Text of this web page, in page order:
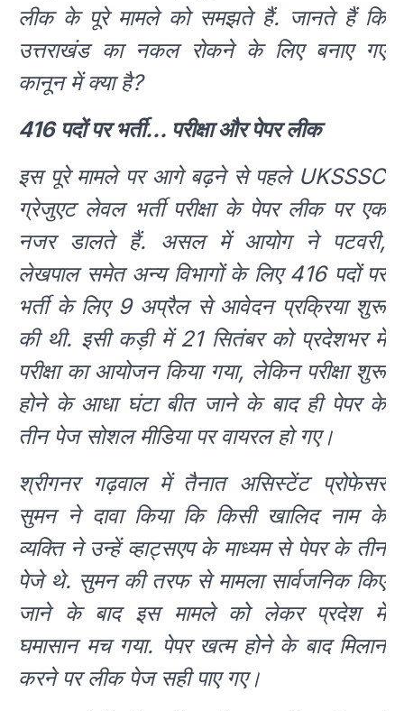
लीक के पूरे मामले को समझते हैं. जानते हैं कि
उत्तराखंड का नकल रोकने के लिए बनाए गए
कानून में क्या है?
416 पदों पर भर्ती… परीक्षा और पेपर लीक
इस पूरे मामले पर आगे बढ़ने से पहले UKSSSC
ग्रेजुएट लेवल भर्ती परीक्षा के पेपर लीक पर एक
नजर डालते हैं. असल में आयोग ने पटवरी,
लेखपाल समेत अन्य विभागों के लिए 416 पदों पर
भर्ती के लिए 9 अप्रैल से आवेदन प्रक्रिया शुरू
की थी. इसी कड़ी में 21 सितंबर को प्रदेशभर में
परीक्षा का आयोजन किया गया, लेकिन परीक्षा शुरू
होने के आधा घंटा बीत जाने के बाद ही पेपर के
तीन पेज सोशल मीडिया पर वायरल हो गए।
श्रीगनर गढ़वाल में तैनात असिस्टेंट प्रोफेसर
सुमन ने दावा किया कि किसी खालिद नाम के
व्यक्ति ने उन्हें व्हाट्सएप के माध्यम से पेपर के तीन
पेजे थे. सुमन की तरफ से मामला सार्वजनिक किए
जाने के बाद इस मामले को लेकर प्रदेश में
घमासान मच गया. पेपर खत्म होने के बाद मिलान
करने पर लीक पेज सही पाए गए।